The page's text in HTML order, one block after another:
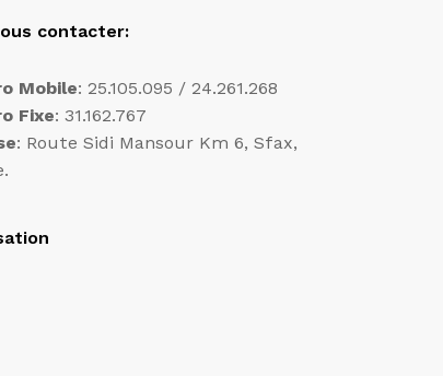
contacter:
Mobile: 25.105.095 / 24.261.268
Fixe: 31.162.767
: Route Sidi Mansour Km 6, Sfax,